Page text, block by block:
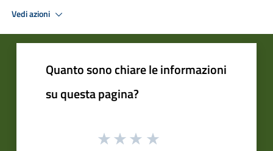
Vedi azioni
Quanto sono chiare le informazioni
su questa pagina?